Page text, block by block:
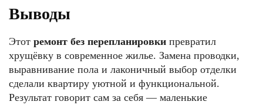
Выводы
Этот ремонт без перепланировки превратил
хрущёвку в современное жилье. Замена проводки,
выравнивание пола и лаконичный выбор отделки
сделали квартиру уютной и функциональной.
Результат говорит сам за себя — маленькие